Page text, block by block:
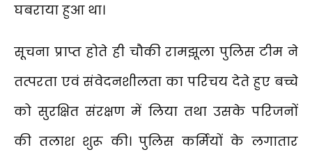
घबराया हुआ था।
सूचना प्राप्त होते ही चौकी रामझूला पुलिस टीम ने
तत्परता एवं संवेदनशीलता का परिचय देते हुए बच्चे
को सुरक्षित संरक्षण में लिया तथा उसके परिजनों
की तलाश शुरू की। पुलिस कर्मियों के लगातार